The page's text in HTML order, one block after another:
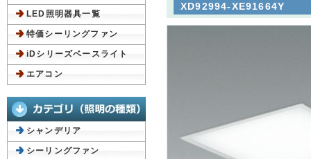
XD92994-XE91664Y
LED照明器具一覧
特価シーリングファン
iDシリーズベースライト
エアコン
シャンデリア
シーリングファン